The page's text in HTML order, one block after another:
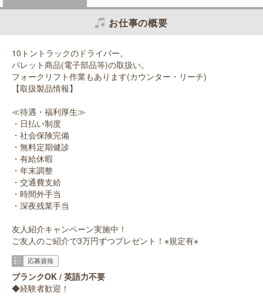
お仕事の概要
10トントラックのドライバー。
パレット商品(電子部品等)の取扱い。
フォークリフト作業もあります(カウンター・リーチ)
【取扱製品情報】
≪待遇・福利厚生≫
・日払い制度
・社会保険完備
・無料定期健診
・有給休暇
・年末調整
・交通費支給
・時間外手当
・深夜残業手当
友人紹介キャンペーン実施中！
ご友人のご紹介で3万円ずつプレゼント！※規定有※
応募資格
ブランクOK / 英語力不要
◆経験者歓迎！